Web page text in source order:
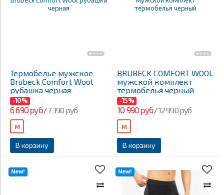
Термобелье мужское
Brubeck Comfort Wool
рубашка черная
-10%
6 690 руб/7 390 руб
В корзину
M
BRUBECK COMFORT WOOL
мужской комплект
термобелья черный
-15%
10 990 руб/12 990 руб
В корзину
M
New! New!